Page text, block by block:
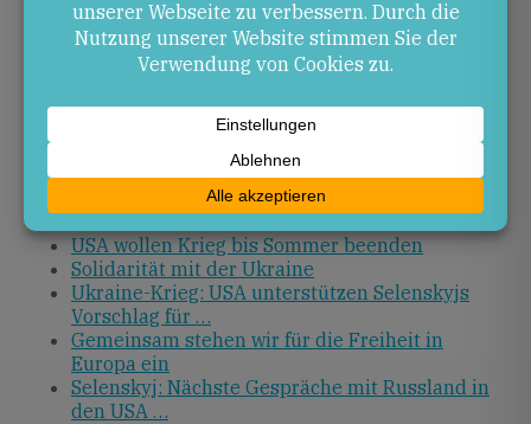
Verhandlungen in den USA geplant. Die Ergebnisse
dieser Gespräche werden entscheidend für die
Perspektive eines baldigen Friedens sein.
Quellen
Selenskyj: USA wollen Krieg bis Sommer
USA wollen Krieg bis Sommer beenden
Solidarität mit der Ukraine
Ukraine-Krieg: USA unterstützen Selenskyjs
Vorschlag für …
Gemeinsam stehen wir für die Freiheit in
Europa ein
Selenskyj: Nächste Gespräche mit Russland in
den USA …